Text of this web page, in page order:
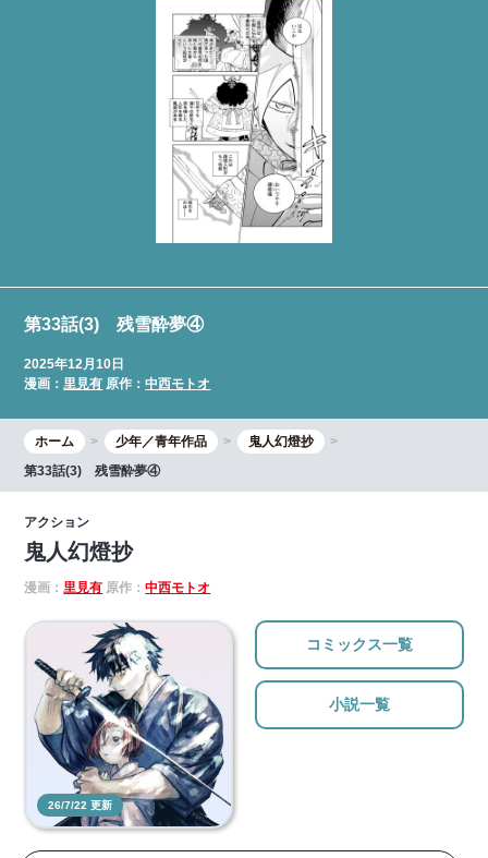
第33話(3) 残雪酔夢④
2025年12月10日
漫画：里見有 原作：中西モトオ
ホーム 少年／青年作品
鬼人幻燈抄
第33話(3) 残雪酔夢④
アクション
鬼人幻燈抄
漫画：里見有 原作：中西モトオ
26/7/22 更新
コミックス一覧
小説一覧